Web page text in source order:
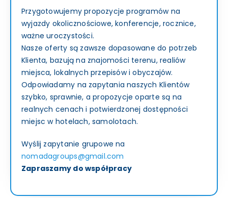
Przygotowujemy propozycje programów na
wyjazdy okolicznościowe, konferencje, rocznice,
ważne uroczystości.
Nasze oferty są zawsze dopasowane do potrzeb
Klienta, bazują na znajomości terenu, realiów
miejsca, lokalnych przepisów i obyczajów.
Odpowiadamy na zapytania naszych Klientów
szybko, sprawnie, a propozycje oparte są na
realnych cenach i potwierdzonej dostępności
miejsc w hotelach, samolotach.
Wyślij zapytanie grupowe na
nomadagroups@gmail.com
Zapraszamy do współpracy